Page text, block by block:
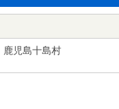
鹿児島十島村